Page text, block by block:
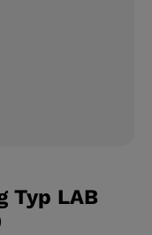
5 Sternen
Typ LAB